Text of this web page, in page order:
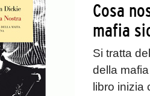
Cosa
mafia
Si tratta
della
libro inizia